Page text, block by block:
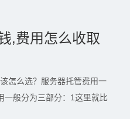
，不满意不用付款。会打字
,费用怎么收取
怎么选？服务器托管费用一
一般分为三部分：1这里就比
月预算为2W那么对于那些